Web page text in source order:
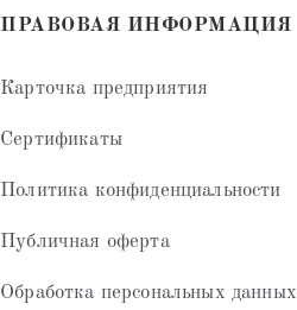
ПРАВОВАЯ ИНФОРМАЦИЯ
Карточка предприятия
Сертификаты
Политика конфиденциальности
Публичная оферта
Обработка персональных данных